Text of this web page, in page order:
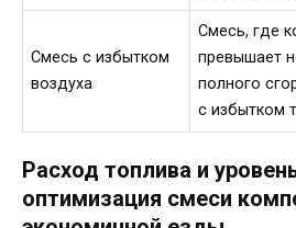
Смесь с избытком
воздуха
Смесь, где
превышает
полного
с избытком
Расход топлива и
оптимизация смеси